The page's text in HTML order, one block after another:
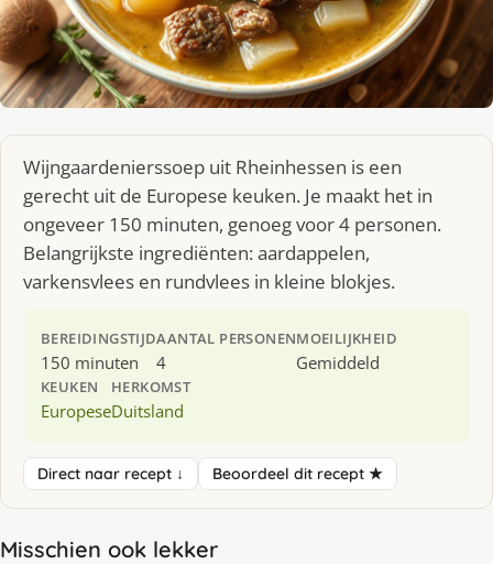
Wijngaardenierssoep uit Rheinhessen is een
gerecht uit de Europese keuken. Je maakt het in
ongeveer 150 minuten, genoeg voor 4 personen.
Belangrijkste ingrediënten: aardappelen,
varkensvlees en rundvlees in kleine blokjes.
BEREIDINGSTIJD
150 minuten
AANTAL PERSONEN
4
MOEILIJKHEID
Gemiddeld
KEUKEN
Europese
HERKOMST
Duitsland
Direct naar recept ↓ Beoordeel dit recept ★
Misschien ook lekker